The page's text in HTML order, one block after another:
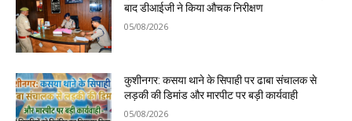
बाद डीआईजी ने किया औचक निरीक्षण
05/08/2026
कुशीनगर: कसया थाने के सिपाही पर ढाबा संचालक से
लड़की की डिमांड और मारपीट पर बड़ी कार्यवाही
05/08/2026